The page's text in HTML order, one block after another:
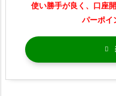
使い勝手が良く、口座
パーポイ